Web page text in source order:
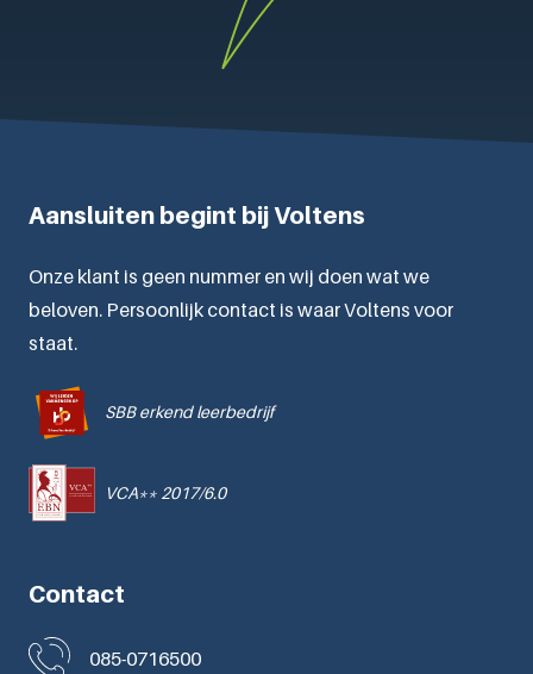
Aansluiten begint bij Voltens
Onze klant is geen nummer en wij doen wat we
beloven. Persoonlijk contact is waar Voltens voor
staat.
SBB erkend leerbedrijf
VCA** 2017/6.0
Contact
085-0716500